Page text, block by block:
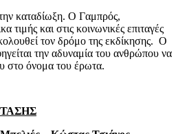
καταδίωξη. Ο Γαμπρός,
τιμής και στις κοινωνικές επιταγές
τον δρόμο της εκδίκησης. Ο
την αδυναμία του ανθρώπου να
στο όνομα του έρωτα.